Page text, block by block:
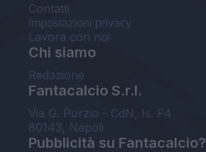
Contatti
Impostazioni privacy
Lavora con noi
Chi siamo
Redazione
Fantacalcio S.r.l.
Via G. Porzio - CdN, Is. F4
80143, Napoli
Pubblicità su Fantacalcio?